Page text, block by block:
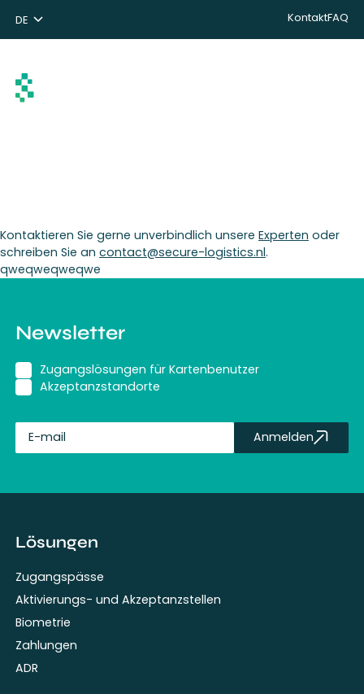
DE
NL
ENG
KontaktFAQ
Kontaktieren Sie gerne unverbindlich unsere Experten oder
schreiben Sie an contact@secure-logistics.nl.
qweqweqweqwe
Newsletter
Zugangslösungen für Kartenbenutzer
Akzeptanzstandorte
Anmelden
Lösungen
Zugangspässe
Aktivierungs- und Akzeptanzstellen
Biometrie
Zahlungen
ADR